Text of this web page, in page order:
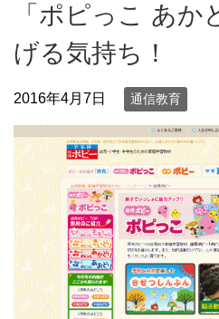
「ポピっこ あか
げる気持ち！
2016年4月7日 通信教育